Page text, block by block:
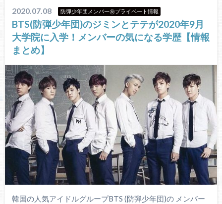
2020.07.08 防弾少年団メンバー㊙プライベート情報
BTS(防弾少年団)のジミンとテテが2020年9月
大学院に入学！メンバーの気になる学歴【情報
まとめ】
韓国の人気アイドルグループBTS (防弾少年団)の メンバー